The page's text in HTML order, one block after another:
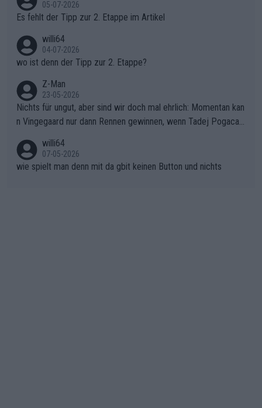
Rückstand im Gesamtklassement – ein Polster, das Niewiado
gibt. Diese Etappe wird sicher als der psychologische Wendep
unkt dieser Tour in die Geschichte eingehen. Wenn man bei so
einem harten Aufstieg einmal den Moment verpasst und der K
onkurrentin die "zweite Luft" schenkt, ist der Schaden am Ber
g kaum noch zu reparieren.Vor uns liegt nun das große Finale R
ichtung Nizza. Niewiadoma hat psychologisch Oberwasser, ab
er SD Worx und Vollering müssen jetzt All-In gehen. (gregman
n)
05-07-2026
Es fehlt der Tipp zur 2. Etappe im Artikel
willi64
04-07-2026
wo ist denn der Tipp zur 2. Etappe?
Z-Man
23-05-2026
Nichts für ungut, aber sind wir doch mal ehrlich: Momentan kan
n Vingegaard nur dann Rennen gewinnen, wenn Tadej Pogacar
willi64
07-05-2026
wie spielt man denn mit da gbit keinen Button und nichts